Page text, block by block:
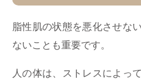
脂性肌の状態を悪化させな
ないことも重要です。
人の体は、ストレスによっ